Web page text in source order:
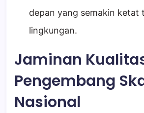
depan yang semakin ketat
lingkungan.
Jaminan
Pengembang
Nasional